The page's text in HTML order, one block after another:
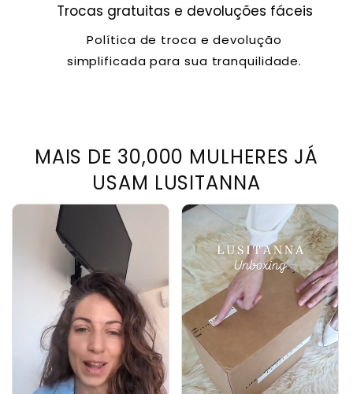
Trocas gratuitas e devoluções fáceis
Política de troca e devolução
simplificada para sua tranquilidade.
MAIS DE 30,000 MULHERES JÁ
USAM LUSITANNA